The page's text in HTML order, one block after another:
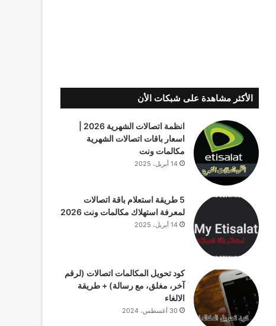
الأكثر مشاهدة على شبكات الأن
اسعار باقات اتصالات الشهرية
مكالمات ونت
14 أبريل، 2025
5 طريقة استعلام باقة اتصالات
لمعرفة استهلاك مكالمات ونت 2026
14 أبريل، 2025
كود تحويل المكالمات اتصالات (لرقم
آخر، مغلق، مع رسالة) + طريقة
الالغاء
30 أغسطس، 2024